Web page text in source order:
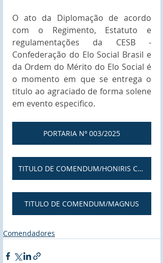
O ato da Diplomação de acordo
com o Regimento, Estatuto e
regulamentações da CESB -
Confederação do Elo Social Brasil e
da Ordem do Mérito do Elo Social é
o momento em que se entrega o
titulo ao agraciado de forma solene
em evento especifico.
PORTARIA Nº 003/2025
TITULO DE COMENDUM/HONIRIS CAUSAE
TITULO DE COMENDUM/MAGNUS
Comendadores